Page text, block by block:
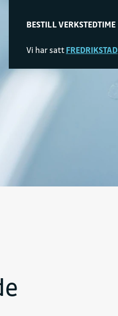
BESTILL VERKSTEDTIME
Vi har sattFREDRIKSTAD